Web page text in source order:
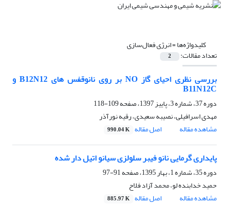
کلیدواژه‌ها =انرژی فعال‌سازی
تعداد مقالات: 2
بررسی نظری احیای گاز NO بر روی نانوقفس های B12N12 و
B11N12C
دوره 37، شماره 3، پاییز 1397، صفحه
109-118
مهدی اسرافیلی، نصیبه سعیدی، رقیه نورآذر
مشاهده مقاله
اصل مقاله 990.04 K
پایداری گرمایی نانو فیبر سلولزی سیانو اتیل دار شده
دوره 35، شماره 1، بهار 1395، صفحه
91-97
حمید خدابنده لو، محمد آزاد فلاح
مشاهده مقاله
اصل مقاله 885.97 K